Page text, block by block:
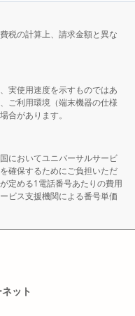
税の計算上、請求金額と異な
実使用速度を示すものではあ
ご利用環境（端末機器の仕様
合があります。
においてユニバーサルサービ
確保するためにご負担いただ
定める1電話番号あたりの費用
ビス支援機関による番号単価
ット